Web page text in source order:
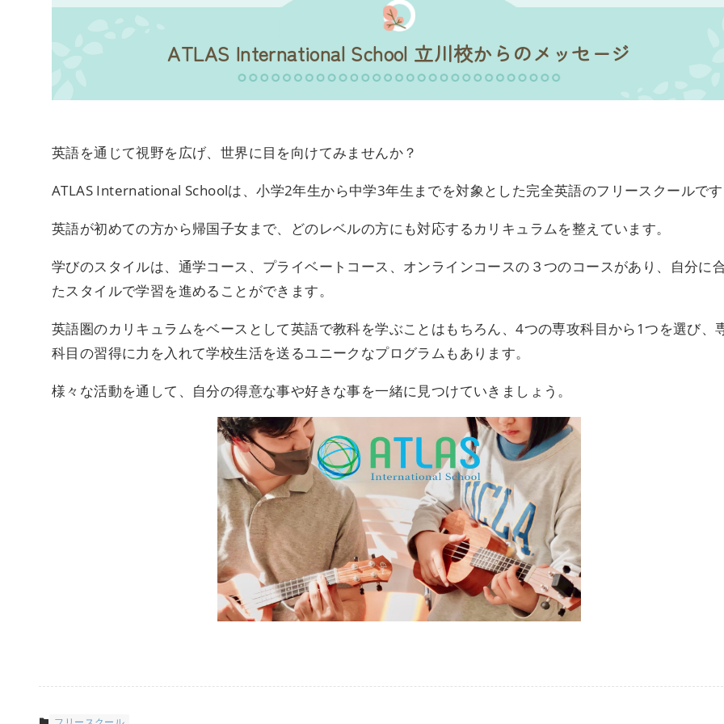
ATLAS International School 立川校からのメッセージ
英語を通じて視野を広げ、世界に目を向けてみませんか？
ATLAS International Schoolは、小学2年生から中学3年生までを対象とした完全英語のフリースクールです
英語が初めての方から帰国子女まで、どのレベルの方にも対応するカリキュラムを整えています。
学びのスタイルは、通学コース、プライベートコース、オンラインコースの３つのコースがあり、自分に
たスタイルで学習を進めることができます。
英語圏のカリキュラムをベースとして英語で教科を学ぶことはもちろん、4つの専攻科目から1つを選び、
科目の習得に力を入れて学校生活を送るユニークなプログラムもあります。
様々な活動を通して、自分の得意な事や好きな事を一緒に見つけていきましょう。